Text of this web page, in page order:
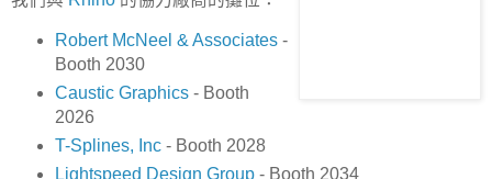
Robert McNeel & Associates-
Booth 2030
Caustic Graphics- Booth
2026
T-Splines, Inc- Booth 2028
Lightspeed Design Group- Booth 2034